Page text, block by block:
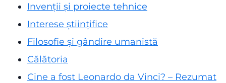
Invenții și proiecte tehnice
Interese științifice
Filosofie și gândire umanistă
Călătoria
Cine a fost Leonardo da Vinci? – Rezumat